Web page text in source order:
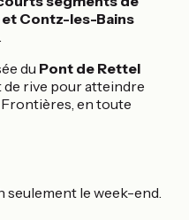
Contz-les-Bains
.
du Pont de Rettel
de rive pour atteindre
Frontières, en toute
seulement le week-end.